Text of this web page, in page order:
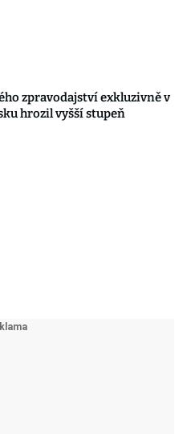
zpravodajství exkluzivně v
hrozil vyšší stupeň